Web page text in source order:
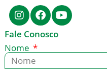
Fale Conosco
Nome